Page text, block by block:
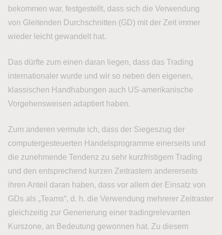
bekommen war, festgestellt, dass sich die Verwendung
von Gleitenden Durchschnitten (GD) mit der Zeit immer
wieder leicht gewandelt hat.
Das dürfte zum einen daran liegen, dass das Trading
internationaler wurde und wir so neben den eigenen,
klassischen Handhabungen auch US-amerikanische
Vorgehensweisen adaptiert haben.
Zum anderen vermute ich, dass der Siegeszug der
computergesteuerten Handelsprogramme einerseits und
die zunehmende Tendenz zu sehr kurzfristigem Trading
und den entsprechend kurzen Zeitrastern andererseits
ihren Anteil daran haben, dass vor allem der Einsatz von
GDs als „Teams“, d. h. die Verwendung mehrerer Zeitraster
gleichzeitig zur Generierung einer tradingrelevanten
Kurszone, an Bedeutung gewonnen hat. Zu diesem